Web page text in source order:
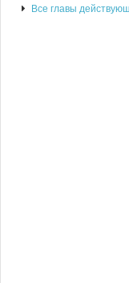
Все главы